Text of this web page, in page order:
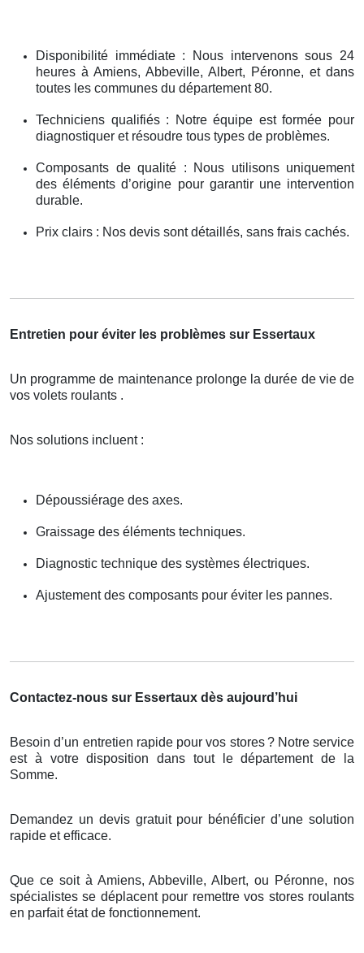
Disponibilité immédiate : Nous intervenons sous 24
heures à Amiens, Abbeville, Albert, Péronne, et dans
toutes les communes du département 80.
Techniciens qualifiés : Notre équipe est formée pour
diagnostiquer et résoudre tous types de problèmes.
Composants de qualité : Nous utilisons uniquement
des éléments d’origine pour garantir une intervention
durable.
Prix clairs : Nos devis sont détaillés, sans frais cachés.
Entretien pour éviter les problèmes sur Essertaux
Un programme de maintenance prolonge la durée de vie de
vos volets roulants .
Nos solutions incluent :
Dépoussiérage des axes.
Graissage des éléments techniques.
Diagnostic technique des systèmes électriques.
Ajustement des composants pour éviter les pannes.
Contactez-nous sur Essertaux dès aujourd’hui
Besoin d’un entretien rapide pour vos stores ? Notre service
est à votre disposition dans tout le département de la
Somme.
Demandez un devis gratuit pour bénéficier d’une solution
rapide et efficace.
Que ce soit à Amiens, Abbeville, Albert, ou Péronne, nos
spécialistes se déplacent pour remettre vos stores roulants
en parfait état de fonctionnement.